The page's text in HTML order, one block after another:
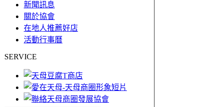
新聞訊息
關於協會
在地人推薦好店
活動行事曆
SERVICE